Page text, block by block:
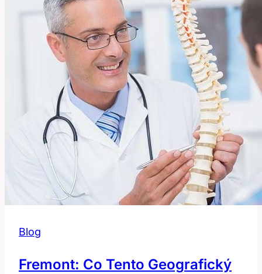
Blog
Fremont: Co Tento Geografický